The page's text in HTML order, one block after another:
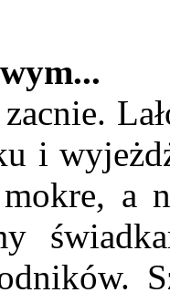
i
a